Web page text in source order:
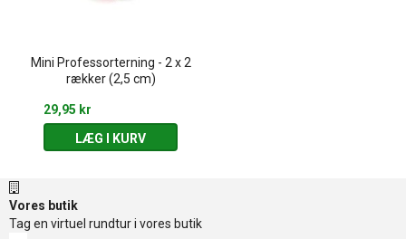
Mini Professorterning - 2 x 2
rækker (2,5 cm)
29,95 kr
LÆG I KURV
Vores butik
Tag en virtuel rundtur i vores butik